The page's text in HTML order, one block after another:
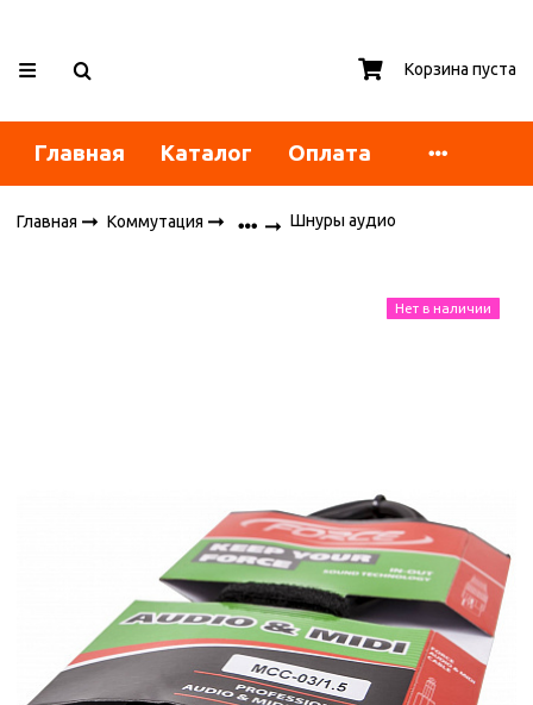
Корзина пуста
Главная Каталог Оплата
Главная Коммутация Шнуры аудио
Нет в наличии